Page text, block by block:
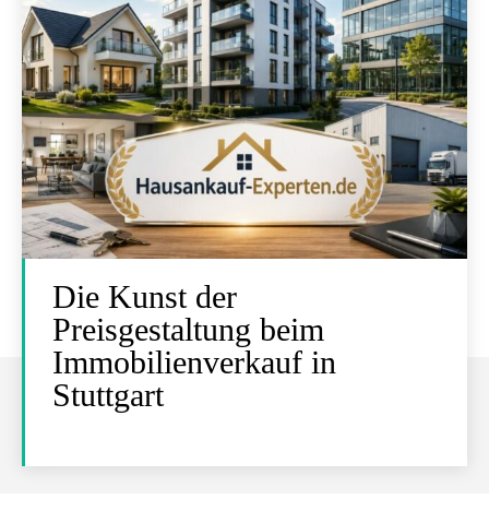
Die Kunst der
Preisgestaltung beim
Immobilienverkauf in
Stuttgart